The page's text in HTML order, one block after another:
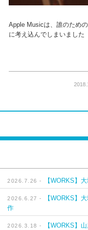
Apple Musicは、誰のため
に考え込んでしまいました
2026.7.26 - 【WORKS】
2026.6.27 -
【WORKS】
作
2026.3.18 -
【WORKS】